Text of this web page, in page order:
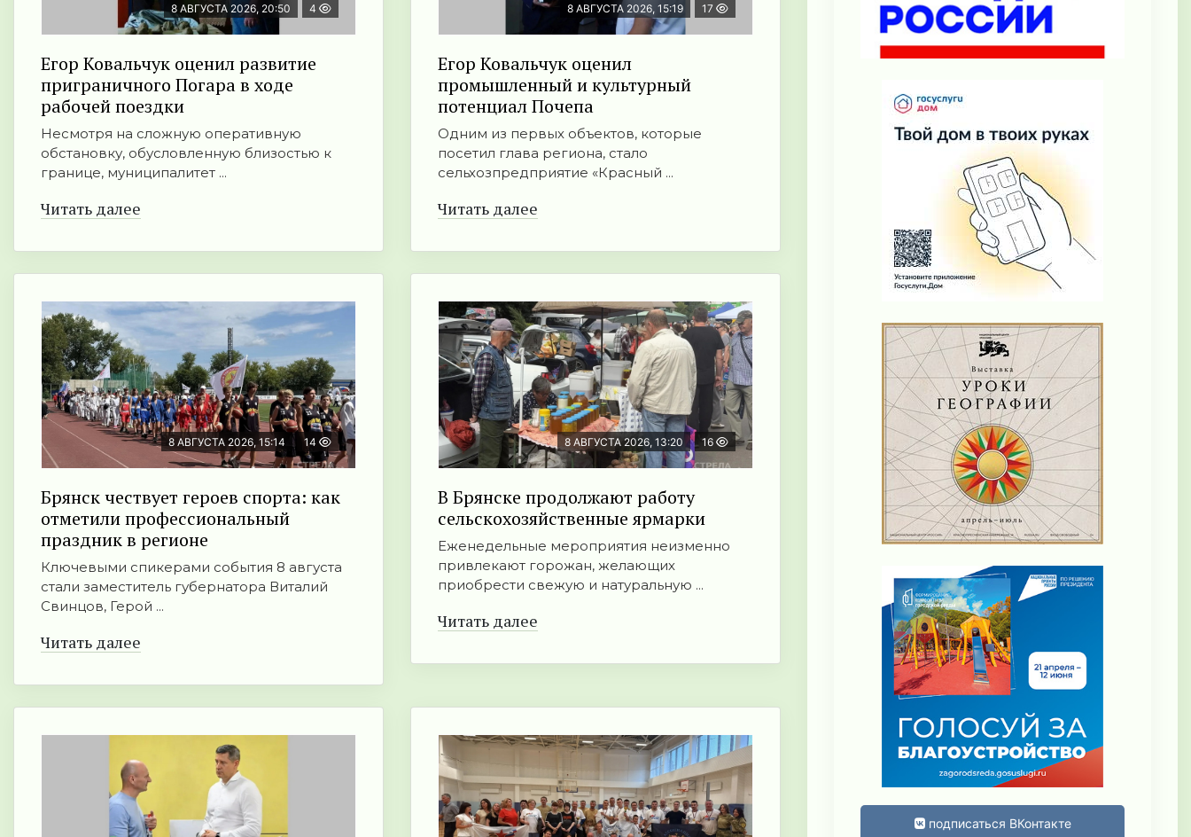
8 АВГУСТА 2026, 20:50 4
Егор Ковальчук оценил развитие
приграничного Погара в ходе
рабочей поездки
Несмотря на сложную оперативную
обстановку, обусловленную близостью к
границе, муниципалитет ...
Читать далее
8 АВГУСТА 2026, 15:19 17
Егор Ковальчук оценил
промышленный и культурный
потенциал Почепа
Одним из первых объектов, которые
посетил глава региона, стало
сельхозпредприятие «Красный ...
Читать далее
8 АВГУСТА 2026, 15:14 14
Брянск чествует героев спорта: как
отметили профессиональный
праздник в регионе
Ключевыми спикерами события 8 августа
стали заместитель губернатора Виталий
Свинцов, Герой ...
Читать далее
8 АВГУСТА 2026, 13:20 16
В Брянске продолжают работу
сельскохозяйственные ярмарки
Еженедельные мероприятия неизменно
привлекают горожан, желающих
приобрести свежую и натуральную ...
Читать далее
подписаться ВКонтакте